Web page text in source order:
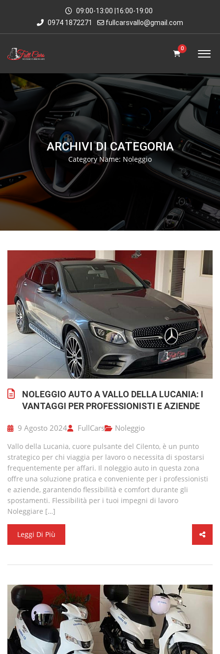
09:00-13:00 |16:00-19:00
0974 1872271
fullcarsvallo@gmail.com
0
ARCHIVI DI CATEGORIA
Category Name: Noleggio
NOLEGGIO AUTO A VALLO DELLA LUCANIA: I
VANTAGGI PER PROFESSIONISTI E AZIENDE
9 Agosto 2024 FullCars Noleggio
Vallo della Lucania, cuore pulsante del Cilento, è un punto
strategico per chi viaggia per lavoro o necessita di spostarsi
frequentemente per affari. Il noleggio auto in questa zona
offre una soluzione pratica e conveniente per i professionisti
e aziende, garantendo flessibilità e comfort durante gli
spostamenti. Flessibilità per i tuoi impegni di lavoro
Noleggiare […]
Leggi Di Più